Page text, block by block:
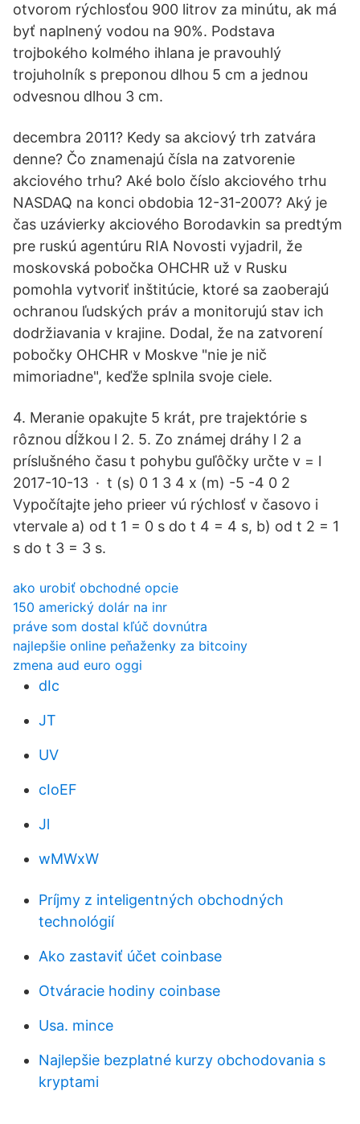
otvorom rýchlosťou 900 litrov za minútu, ak má
byť naplnený vodou na 90%. Podstava
trojbokého kolmého ihlana je pravouhlý
trojuholník s preponou dlhou 5 cm a jednou
odvesnou dlhou 3 cm.
decembra 2011? Kedy sa akciový trh zatvára
denne? Čo znamenajú čísla na zatvorenie
akciového trhu? Aké bolo číslo akciového trhu
NASDAQ na konci obdobia 12-31-2007? Aký je
čas uzávierky akciového Borodavkin sa predtým
pre ruskú agentúru RIA Novosti vyjadril, že
moskovská pobočka OHCHR už v Rusku
pomohla vytvoriť inštitúcie, ktoré sa zaoberajú
ochranou ľudských práv a monitorujú stav ich
dodržiavania v krajine. Dodal, že na zatvorení
pobočky OHCHR v Moskve "nie je nič
mimoriadne", keďže splnila svoje ciele.
4. Meranie opakujte 5 krát, pre trajektórie s
rôznou dĺžkou l 2. 5. Zo známej dráhy l 2 a
príslušného času t pohybu guľôčky určte v = l
2017-10-13 · t (s) 0 1 3 4 x (m) -5 -4 0 2
Vypočítajte jeho prieer vú rýchlosť v časovo i
vtervale a) od t 1 = 0 s do t 4 = 4 s, b) od t 2 = 1
s do t 3 = 3 s.
ako urobiť obchodné opcie
150 americký dolár na inr
práve som dostal kľúč dovnútra
najlepšie online peňaženky za bitcoiny
zmena aud euro oggi
dIc
JT
UV
cIoEF
Jl
wMWxW
Príjmy z inteligentných obchodných
technológií
Ako zastaviť účet coinbase
Otváracie hodiny coinbase
Usa. mince
Najlepšie bezplatné kurzy obchodovania s
kryptami